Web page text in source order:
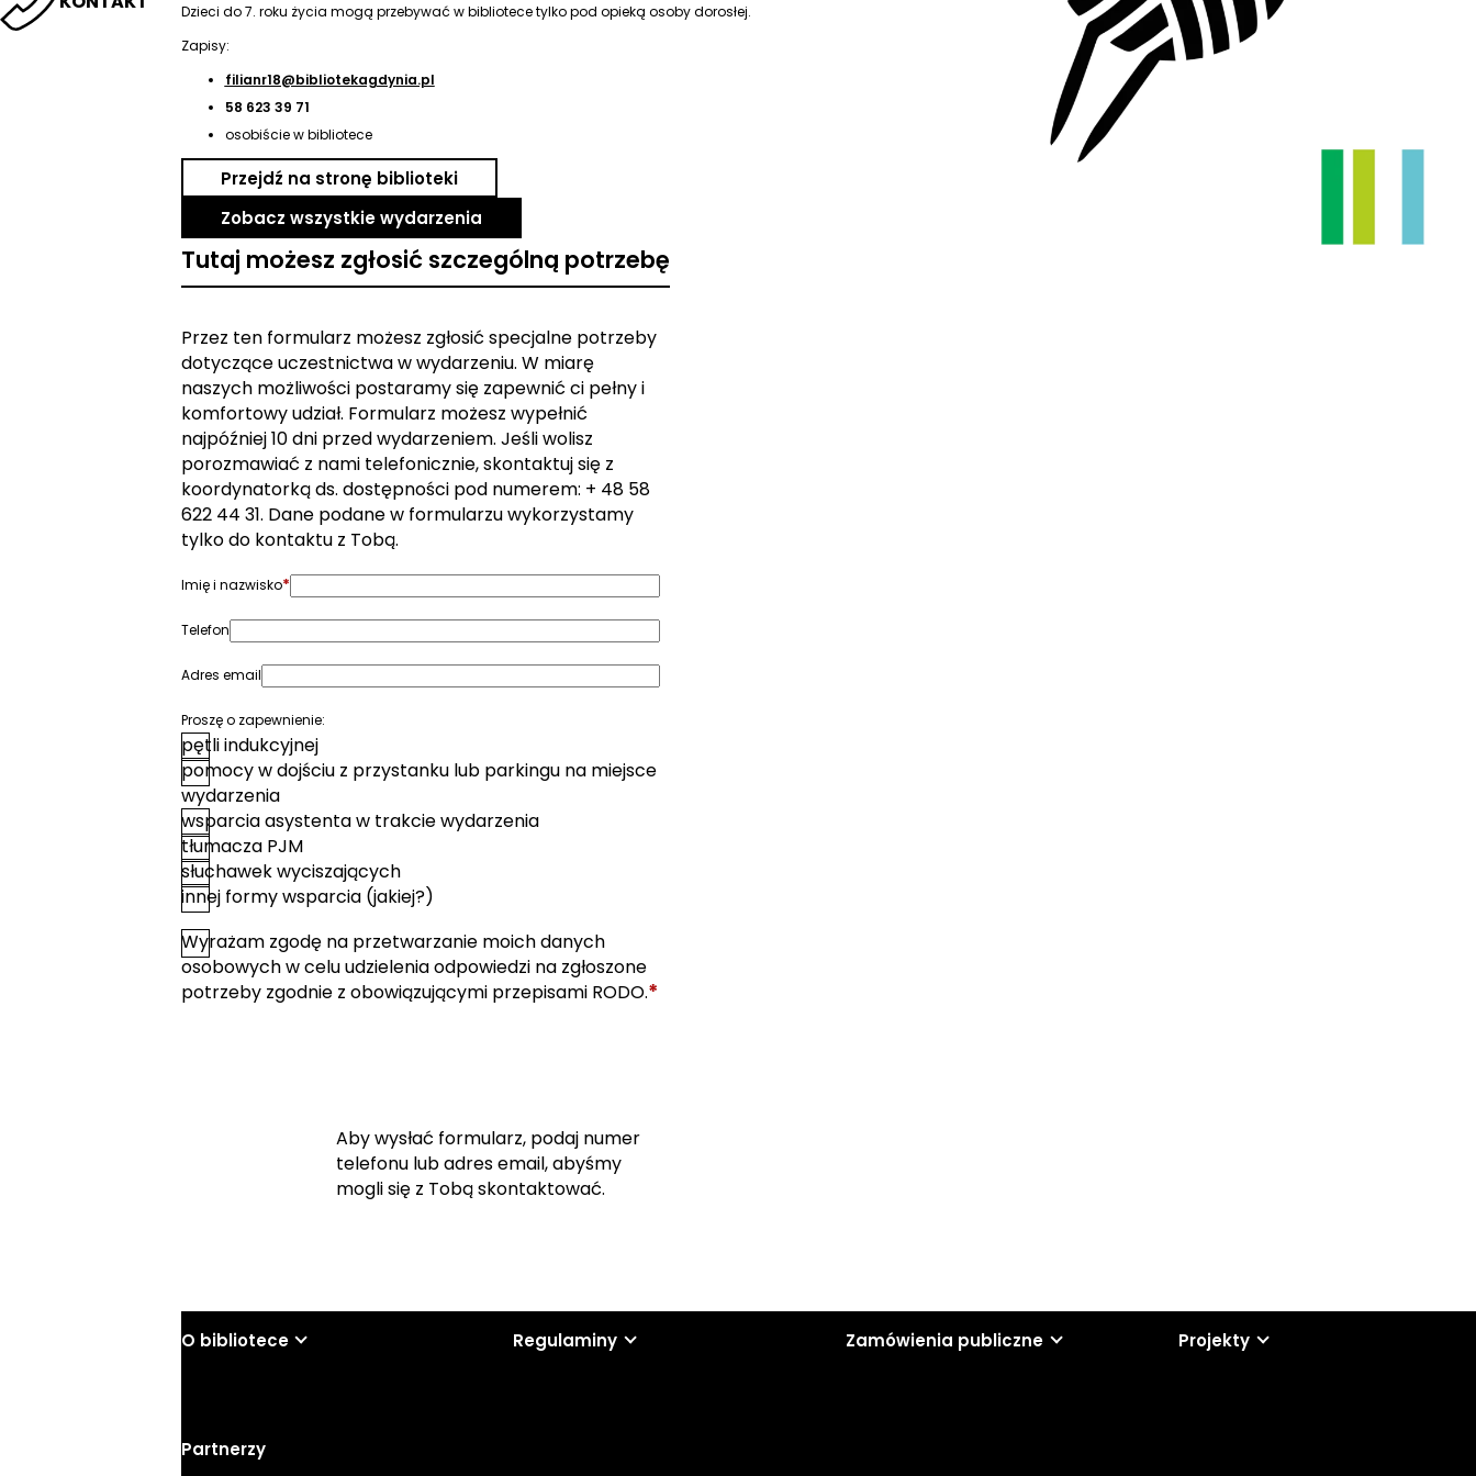
Dzieci do 7. roku życia mogą przebywać w bibliotece tylko pod opieką osoby dorosłej.
Zapisy:
filianr18@bibliotekagdynia.pl
58 623 39 71
osobiście w bibliotece
Przejdź na stronę biblioteki
Zobacz wszystkie wydarzenia
Tutaj możesz zgłosić szczególną potrzebę
Przez ten formularz możesz zgłosić specjalne potrzeby
dotyczące uczestnictwa w wydarzeniu. W miarę
naszych możliwości postaramy się zapewnić ci pełny i
komfortowy udział. Formularz możesz wypełnić
najpóźniej 10 dni przed wydarzeniem. Jeśli wolisz
porozmawiać z nami telefonicznie, skontaktuj się z
koordynatorką ds. dostępności pod numerem: + 48 58
622 44 31. Dane podane w formularzu wykorzystamy
tylko do kontaktu z Tobą.
Imię i nazwisko*
Telefon
Adres email
Proszę o zapewnienie:
pętli indukcyjnej
pomocy w dojściu z przystanku lub parkingu na miejsce
wydarzenia
wsparcia asystenta w trakcie wydarzenia
tłumacza PJM
słuchawek wyciszających
innej formy wsparcia (jakiej?)
Zgoda*
Wyrażam zgodę na przetwarzanie moich danych
osobowych w celu udzielenia odpowiedzi na zgłoszone
potrzeby zgodnie z obowiązującymi przepisami RODO.*
Aby wysłać formularz, podaj numer
telefonu lub adres email, abyśmy
mogli się z Tobą skontaktować.
O bibliotece Regulaminy Zamówienia publiczne Projekty
Partnerzy